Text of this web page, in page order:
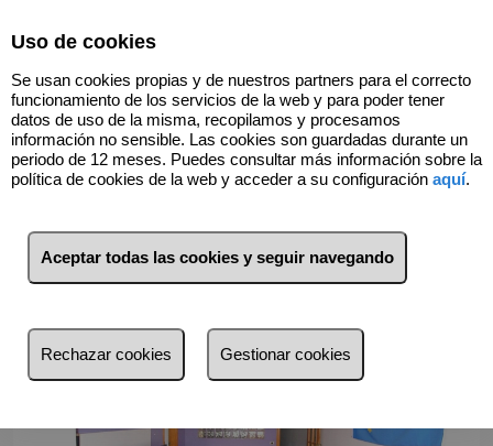
Volver
Uso de cookies
Se usan cookies propias y de nuestros partners para el correcto
funcionamiento de los servicios de la web y para poder tener
datos de uso de la misma, recopilamos y procesamos
información no sensible. Las cookies son guardadas durante un
periodo de 12 meses. Puedes consultar más información sobre la
política de cookies de la web y acceder a su configuración aquí.
Aceptar todas las cookies y seguir navegando
Rechazar cookies Gestionar cookies